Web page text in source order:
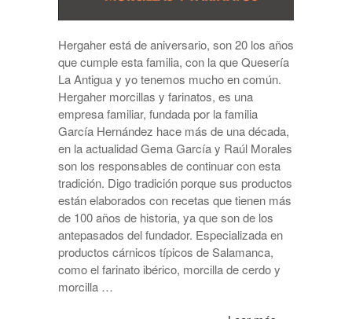
Hergaher está de aniversario, son 20 los años
que cumple esta familia, con la que Quesería
La Antigua y yo tenemos mucho en común.
Hergaher morcillas y farinatos, es una
empresa familiar, fundada por la familia
García Hernández hace más de una década,
en la actualidad Gema García y Raúl Morales
son los responsables de continuar con esta
tradición. Digo tradición porque sus productos
están elaborados con recetas que tienen más
de 100 años de historia, ya que son de los
antepasados del fundador. Especializada en
productos cárnicos típicos de Salamanca,
como el farinato ibérico, morcilla de cerdo y
morcilla …